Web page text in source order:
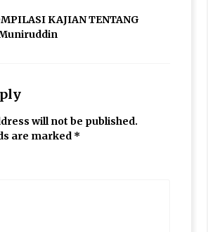
Iran dalam Tiga Ayat: Memahami
KAJIAN TENTANG
will not be published.
are marked *